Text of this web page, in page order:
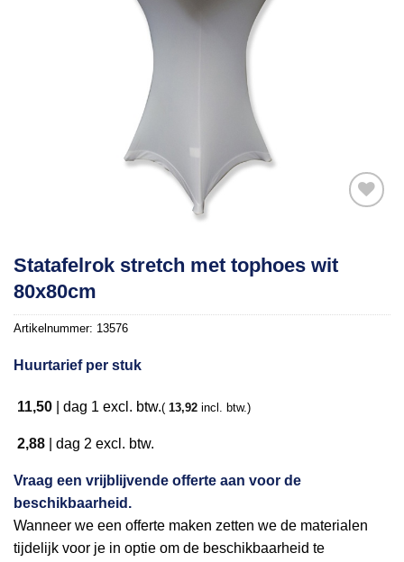
Toevoegen
Statafelrok stretch met tophoes wit
80x80cm
Artikelnummer: 13576
Huurtarief per stuk
11,50 dag 1 excl. btw.( 13,92 incl. btw.)
2,88 dag 2 excl. btw.
Vraag een vrijblijvende offerte aan voor de
beschikbaarheid.
Wanneer we een offerte maken zetten we de materialen
tijdelijk voor je in optie om de beschikbaarheid te